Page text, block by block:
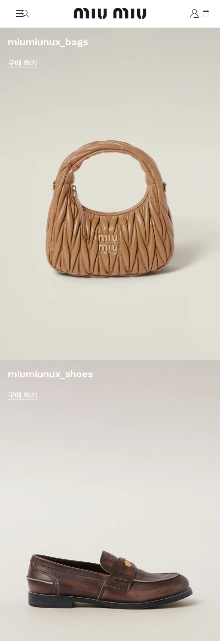
MiuMiu logo
2026 가을/겨울 컬렉션
구매 하기
miumiunux_bags
구매 하기
miumiunux_shoes
구매 하기